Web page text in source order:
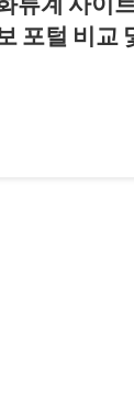
포털 비교